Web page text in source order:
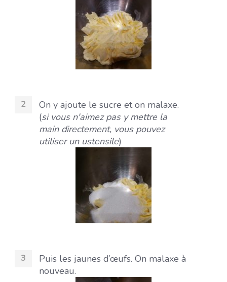
On y ajoute le sucre et on malaxe.
(si vous n'aimez pas y mettre la
main directement, vous pouvez
utiliser un ustensile)
Puis les jaunes d’œufs. On malaxe à
nouveau.